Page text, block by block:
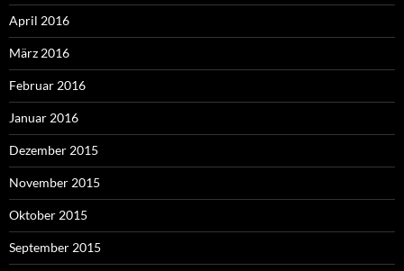
April 2016
März 2016
Februar 2016
Januar 2016
Dezember 2015
November 2015
Oktober 2015
September 2015